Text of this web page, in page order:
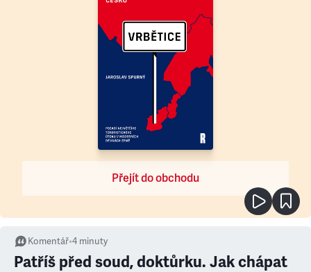
Přejít do obchodu
Komentář•4 minuty
Patříš před soud, doktůrku. Jak chápat